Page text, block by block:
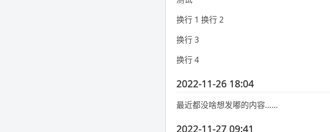
换行 1 换行 2
换行 3
换行 4
2022-11-26 18:04
最近都没啥想发嘟的内容……
2022-11-27 09:41